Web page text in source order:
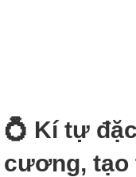
💍 Kí tự
cương, tạo